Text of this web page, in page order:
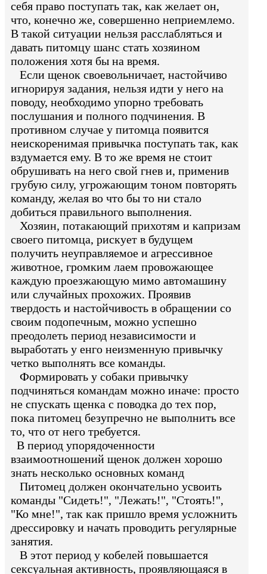
себя право поступать так, как желает он,
что, конечно же, совершенно неприемлемо.
В такой ситуации нельзя расслабляться и
давать питомцу шанс стать хозяином
положения хотя бы на время.
Если щенок своевольничает, настойчиво
игнорируя задания, нельзя идти у него на
поводу, необходимо упорно требовать
послушания и полного подчинения. В
противном случае у питомца появится
неискоренимая привычка поступать так, как
вздумается ему. В то же время не стоит
обрушивать на него свой гнев и, применив
грубую силу, угрожающим тоном повторять
команду, желая во что бы то ни стало
добиться правильного выполнения.
Хозяин, потакающий прихотям и капризам
своего питомца, рискует в будущем
получить неуправляемое и агрессивное
животное, громким лаем провожающее
каждую проезжающую мимо автомашину
или случайных прохожих. Проявив
твердость и настойчивость в обращении со
своим подопечным, можно успешно
преодолеть период независимости и
выработать у енго неизменную привычку
четко выполнять все команды.
Формировать у собаки привычку
подчиняться командам можно иначе: просто
не спускать щенка с поводка до тех пор,
пока питомец безупречно не выполнить все
то, что от него требуется.
В период упорядоченности
взаимоотношений щенок должен хорошо
знать несколько основных команд
Питомец должен окончательно усвоить
команды "Сидеть!", "Лежать!", "Стоять!",
"Ко мне!", так как пришло время усложнить
дрессировку и начать проводить регулярные
занятия.
В этот период у кобелей повышается
сексуальная активность, проявляющаяся в